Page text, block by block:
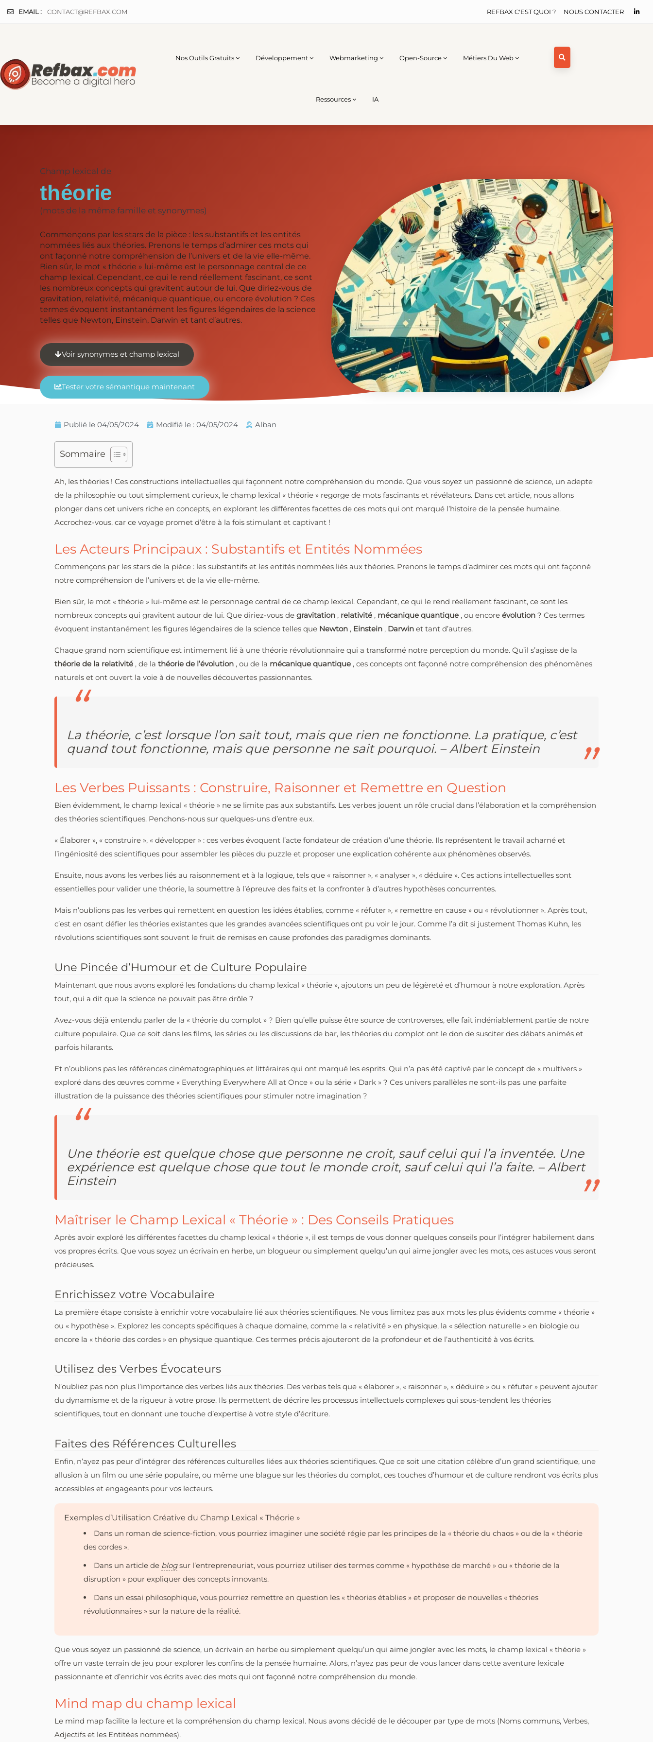
EMAIL : CONTACT@REFBAX.COM NOUS CONTACTER
REFBAX C'EST QUOI ?
Nos Outils Gratuits Développement Webmarketing Open-Source Métiers Du Web
Ressources IA
Champ lexical de
théorie
(mots de la même famille et synonymes)
Commençons par les stars de la pièce : les substantifs et les entités
nommées liés aux théories. Prenons le temps d’admirer ces mots qui
ont façonné notre compréhension de l’univers et de la vie elle-même.
Bien sûr, le mot « théorie » lui-même est le personnage central de ce
champ lexical. Cependant, ce qui le rend réellement fascinant, ce sont
les nombreux concepts qui gravitent autour de lui. Que diriez-vous de
gravitation, relativité, mécanique quantique, ou encore évolution ? Ces
termes évoquent instantanément les figures légendaires de la science
telles que Newton, Einstein, Darwin et tant d’autres.
Voir synonymes et champ lexical
Tester votre sémantique maintenant
Publié le 04/05/2024 Modifié le : 04/05/2024 Alban
Sommaire
Ah, les théories ! Ces constructions intellectuelles qui façonnent notre compréhension du monde. Que vous soyez un passionné de science, un adepte
de la philosophie ou tout simplement curieux, le champ lexical « théorie » regorge de mots fascinants et révélateurs. Dans cet article, nous allons
plonger dans cet univers riche en concepts, en explorant les différentes facettes de ces mots qui ont marqué l’histoire de la pensée humaine.
Accrochez-vous, car ce voyage promet d’être à la fois stimulant et captivant !
Les Acteurs Principaux : Substantifs et Entités Nommées
Commençons par les stars de la pièce : les substantifs et les entités nommées liés aux théories. Prenons le temps d’admirer ces mots qui ont façonné
notre compréhension de l’univers et de la vie elle-même.
Bien sûr, le mot « théorie » lui-même est le personnage central de ce champ lexical. Cependant, ce qui le rend réellement fascinant, ce sont les
nombreux concepts qui gravitent autour de lui. Que diriez-vous de gravitation , relativité , mécanique quantique , ou encore évolution ? Ces termes
évoquent instantanément les figures légendaires de la science telles que Newton , Einstein , Darwin et tant d’autres.
Chaque grand nom scientifique est intimement lié à une théorie révolutionnaire qui a transformé notre perception du monde. Qu’il s’agisse de la
théorie de la relativité , de la théorie de l’évolution , ou de la mécanique quantique , ces concepts ont façonné notre compréhension des phénomènes
naturels et ont ouvert la voie à de nouvelles découvertes passionnantes.
La théorie, c’est lorsque l’on sait tout, mais que rien ne fonctionne. La pratique, c’est
quand tout fonctionne, mais que personne ne sait pourquoi. – Albert Einstein
Les Verbes Puissants : Construire, Raisonner et Remettre en Question
Bien évidemment, le champ lexical « théorie » ne se limite pas aux substantifs. Les verbes jouent un rôle crucial dans l’élaboration et la compréhension
des théories scientifiques. Penchons-nous sur quelques-uns d’entre eux.
« Élaborer », « construire », « développer » : ces verbes évoquent l’acte fondateur de création d’une théorie. Ils représentent le travail acharné et
l’ingéniosité des scientifiques pour assembler les pièces du puzzle et proposer une explication cohérente aux phénomènes observés.
Ensuite, nous avons les verbes liés au raisonnement et à la logique, tels que « raisonner », « analyser », « déduire ». Ces actions intellectuelles sont
essentielles pour valider une théorie, la soumettre à l’épreuve des faits et la confronter à d’autres hypothèses concurrentes.
Mais n’oublions pas les verbes qui remettent en question les idées établies, comme « réfuter », « remettre en cause » ou « révolutionner ». Après tout,
c’est en osant défier les théories existantes que les grandes avancées scientifiques ont pu voir le jour. Comme l’a dit si justement Thomas Kuhn, les
révolutions scientifiques sont souvent le fruit de remises en cause profondes des paradigmes dominants.
Une Pincée d’Humour et de Culture Populaire
Maintenant que nous avons exploré les fondations du champ lexical « théorie », ajoutons un peu de légèreté et d’humour à notre exploration. Après
tout, qui a dit que la science ne pouvait pas être drôle ?
Avez-vous déjà entendu parler de la « théorie du complot » ? Bien qu’elle puisse être source de controverses, elle fait indéniablement partie de notre
culture populaire. Que ce soit dans les films, les séries ou les discussions de bar, les théories du complot ont le don de susciter des débats animés et
parfois hilarants.
Et n’oublions pas les références cinématographiques et littéraires qui ont marqué les esprits. Qui n’a pas été captivé par le concept de « multivers »
exploré dans des œuvres comme « Everything Everywhere All at Once » ou la série « Dark » ? Ces univers parallèles ne sont-ils pas une parfaite
illustration de la puissance des théories scientifiques pour stimuler notre imagination ?
Une théorie est quelque chose que personne ne croit, sauf celui qui l’a inventée. Une
expérience est quelque chose que tout le monde croit, sauf celui qui l’a faite. – Albert
Einstein
Maîtriser le Champ Lexical « Théorie » : Des Conseils Pratiques
Après avoir exploré les différentes facettes du champ lexical « théorie », il est temps de vous donner quelques conseils pour l’intégrer habilement dans
vos propres écrits. Que vous soyez un écrivain en herbe, un blogueur ou simplement quelqu’un qui aime jongler avec les mots, ces astuces vous seront
précieuses.
Enrichissez votre Vocabulaire
La première étape consiste à enrichir votre vocabulaire lié aux théories scientifiques. Ne vous limitez pas aux mots les plus évidents comme « théorie »
ou « hypothèse ». Explorez les concepts spécifiques à chaque domaine, comme la « relativité » en physique, la « sélection naturelle » en biologie ou
encore la « théorie des cordes » en physique quantique. Ces termes précis ajouteront de la profondeur et de l’authenticité à vos écrits.
Utilisez des Verbes Évocateurs
N’oubliez pas non plus l’importance des verbes liés aux théories. Des verbes tels que « élaborer », « raisonner », « déduire » ou « réfuter » peuvent ajouter
du dynamisme et de la rigueur à votre prose. Ils permettent de décrire les processus intellectuels complexes qui sous-tendent les théories
scientifiques, tout en donnant une touche d’expertise à votre style d’écriture.
Faites des Références Culturelles
Enfin, n’ayez pas peur d’intégrer des références culturelles liées aux théories scientifiques. Que ce soit une citation célèbre d’un grand scientifique, une
allusion à un film ou une série populaire, ou même une blague sur les théories du complot, ces touches d’humour et de culture rendront vos écrits plus
accessibles et engageants pour vos lecteurs.
Exemples d’Utilisation Créative du Champ Lexical « Théorie »
Dans un roman de science-fiction, vous pourriez imaginer une société régie par les principes de la « théorie du chaos » ou de la « théorie
des cordes ».
Dans un article de blogsur l’entrepreneuriat, vous pourriez utiliser des termes comme « hypothèse de marché » ou « théorie de la
disruption » pour expliquer des concepts innovants.
Dans un essai philosophique, vous pourriez remettre en question les « théories établies » et proposer de nouvelles « théories
révolutionnaires » sur la nature de la réalité.
Que vous soyez un passionné de science, un écrivain en herbe ou simplement quelqu’un qui aime jongler avec les mots, le champ lexical « théorie »
offre un vaste terrain de jeu pour explorer les confins de la pensée humaine. Alors, n’ayez pas peur de vous lancer dans cette aventure lexicale
passionnante et d’enrichir vos écrits avec des mots qui ont façonné notre compréhension du monde.
Mind map du champ lexical
Le mind map facilite la lecture et la compréhension du champ lexical. Nous avons décidé de le découper par type de mots (Noms communs, Verbes,
Adjectifs et les Entitées nommées).